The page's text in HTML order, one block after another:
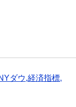
ダウ,経済指標,